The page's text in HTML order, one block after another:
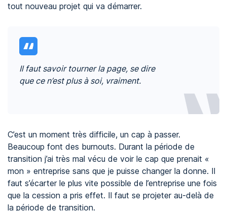
tout nouveau projet qui va démarrer.
Il faut savoir tourner la page, se dire
que ce n’est plus à soi, vraiment.
C’est un moment très difficile, un cap à passer.
Beaucoup font des burnouts. Durant la période de
transition j’ai très mal vécu de voir le cap que prenait «
mon » entreprise sans que je puisse changer la donne. Il
faut s’écarter le plus vite possible de l’entreprise une fois
que la cession a pris effet. Il faut se projeter au-delà de
la période de transition.